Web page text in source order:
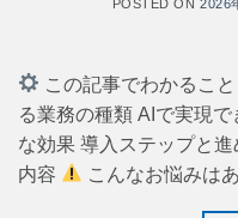
POSTED ON2026
この記事でわかるこ
る業務の種類 AIで実現
な効果 導入ステップと
内容
こんなお悩みは